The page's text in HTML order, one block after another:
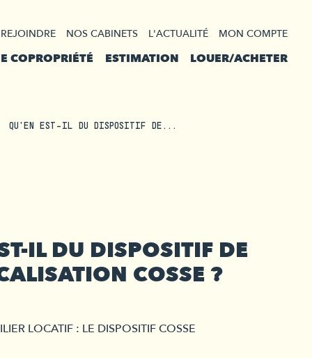
NOS CABINETS L'ACTUALITÉ MON COMPTE
COPROPRIÉTÉ ESTIMATION LOUER/ACHETER
QU'EN EST-IL DU DISPOSITIF DE...
IL DU DISPOSITIF DE
COSSE ?
LOCATIF : LE DISPOSITIF COSSE